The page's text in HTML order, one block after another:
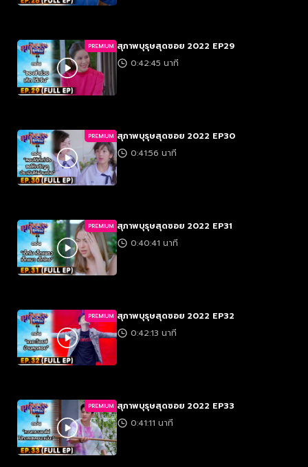
PREMIUM สุภาพบุรุษสุดซอย 2022 EP29
0:42:45 นาที
PREMIUM สุภาพบุรุษสุดซอย 2022 EP30
0:41:56 นาที
PREMIUM สุภาพบุรุษสุดซอย 2022 EP31
0:40:41 นาที
PREMIUM สุภาพบุรุษสุดซอย 2022 EP32
0:42:13 นาที
PREMIUM สุภาพบุรุษสุดซอย 2022 EP33
0:41:11 นาที